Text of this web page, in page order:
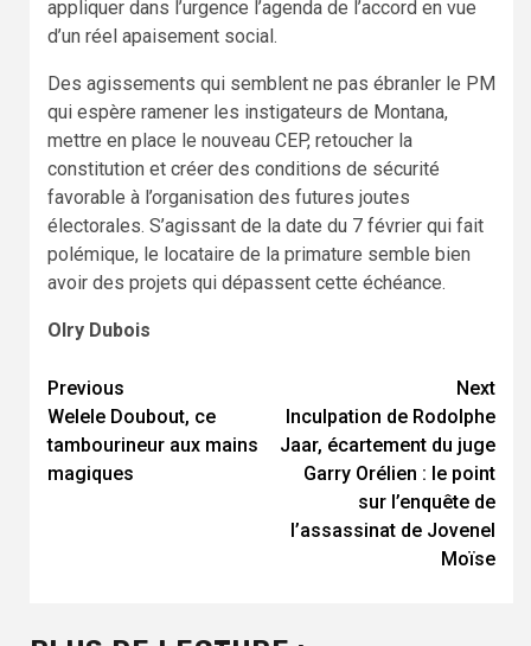
appliquer dans l’urgence l’agenda de l’accord en vue
d’un réel apaisement social.
Des agissements qui semblent ne pas ébranler le PM
qui espère ramener les instigateurs de Montana,
mettre en place le nouveau CEP, retoucher la
constitution et créer des conditions de sécurité
favorable à l’organisation des futures joutes
électorales. S’agissant de la date du 7 février qui fait
polémique, le locataire de la primature semble bien
avoir des projets qui dépassent cette échéance.
Olry Dubois
Continue
Reading
Previous
Welele Doubout, ce
tambourineur aux mains
magiques
Next
Inculpation de Rodolphe
Jaar, écartement du juge
Garry Orélien : le point
sur l’enquête de
l’assassinat de Jovenel
Moïse